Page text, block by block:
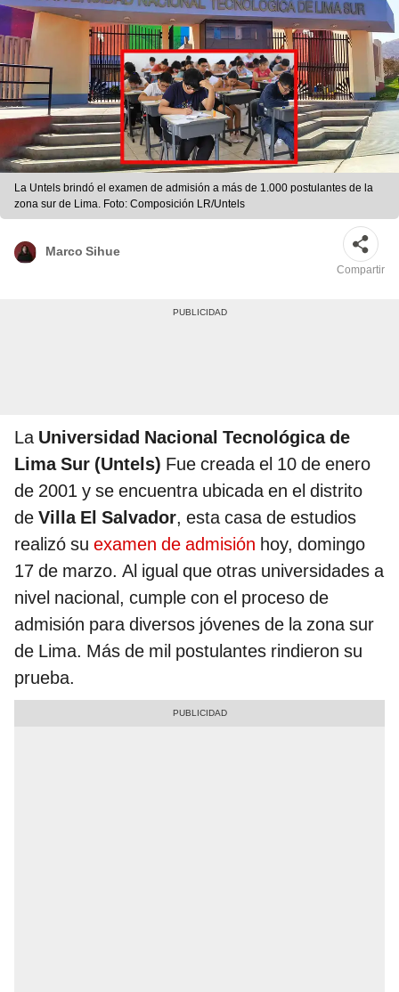
La Untels brindó el examen de admisión a más de 1.000 postulantes de la
zona sur de Lima. Foto: Composición LR/Untels
Marco Sihue
Compartir
La Universidad Nacional Tecnológica de
Lima Sur (Untels) Fue creada el 10 de enero
de 2001 y se encuentra ubicada en el distrito
de Villa El Salvador, esta casa de estudios
realizó su examen de admisión hoy, domingo
17 de marzo. Al igual que otras universidades a
nivel nacional, cumple con el proceso de
admisión para diversos jóvenes de la zona sur
de Lima. Más de mil postulantes rindieron su
prueba.